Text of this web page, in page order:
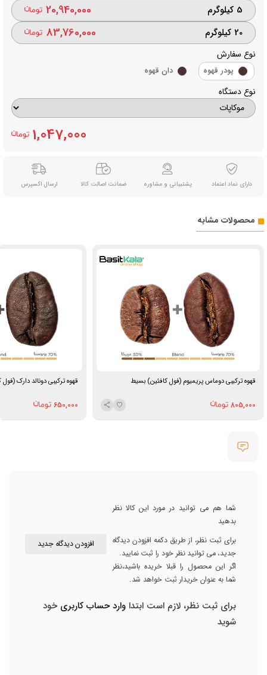
5 کیلوگرم 20,940,000
20 کیلوگرم 83,760,000
نوع سفارش
پودر قهوه دان قهوه
نوع دستگاه
1,047,000
دارای نماد اعتماد پشتیبانی و مشاوره ضمانت اصالت کالا ارسال اکسپرس
محصولات مشابه
قهوه ترکیبی دوماس پریمیوم (فول کافئین) بسیط
805,000
قهوه ترکیبی دونالد دارک
650,000
شما هم می توانید در مورد این کالا نظر
بدهید
برای ثبت نظر، از طریق دکمه افزودن دیدگاه
جدید، می توانید نظر خود را ثبت نمایید.
اگر این محصول را قبلا خریده باشید،نظر
شما به عنوان خریدار ثبت خواهد شد.
افزودن دیدگاه جدید
برای ثبت نظر، لازم است ابتدا وارد حساب کاربریخود
شوید